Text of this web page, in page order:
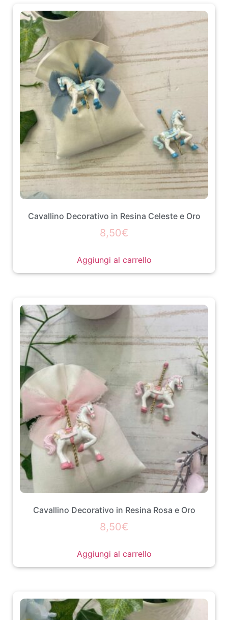
Cavallino Decorativo in Resina Celeste e Oro
8,50€
Aggiungi al carrello
Cavallino Decorativo in Resina Rosa e Oro
8,50€
Aggiungi al carrello